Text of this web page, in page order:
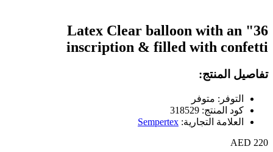
36" Latex Clear balloon with an
inscription & filled with confetti
تفاصيل المنتج:
التوفر: متوفر
كود المنتج: 318529
العلامة التجارية: Sempertex
220 AED